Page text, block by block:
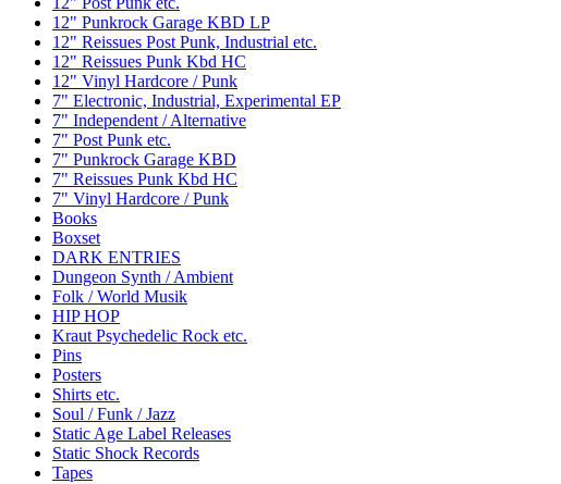
12" Punkrock Garage KBD LP
12" Reissues Post Punk, Industrial etc.
12" Reissues Punk Kbd HC
12" Vinyl Hardcore / Punk
7" Electronic, Industrial, Experimental EP
7" Independent / Alternative
7" Post Punk etc.
7" Punkrock Garage KBD
7" Reissues Punk Kbd HC
7" Vinyl Hardcore / Punk
Books
Boxset
DARK ENTRIES
Dungeon Synth / Ambient
Folk / World Musik
HIP HOP
Kraut Psychedelic Rock etc.
Pins
Posters
Shirts etc.
Soul / Funk / Jazz
Static Age Label Releases
Static Shock Records
Tapes